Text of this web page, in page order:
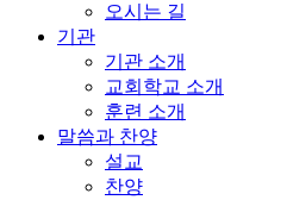
오시는 길
기관
기관 소개
교회학교 소개
훈련 소개
말씀과 찬양
설교
찬양